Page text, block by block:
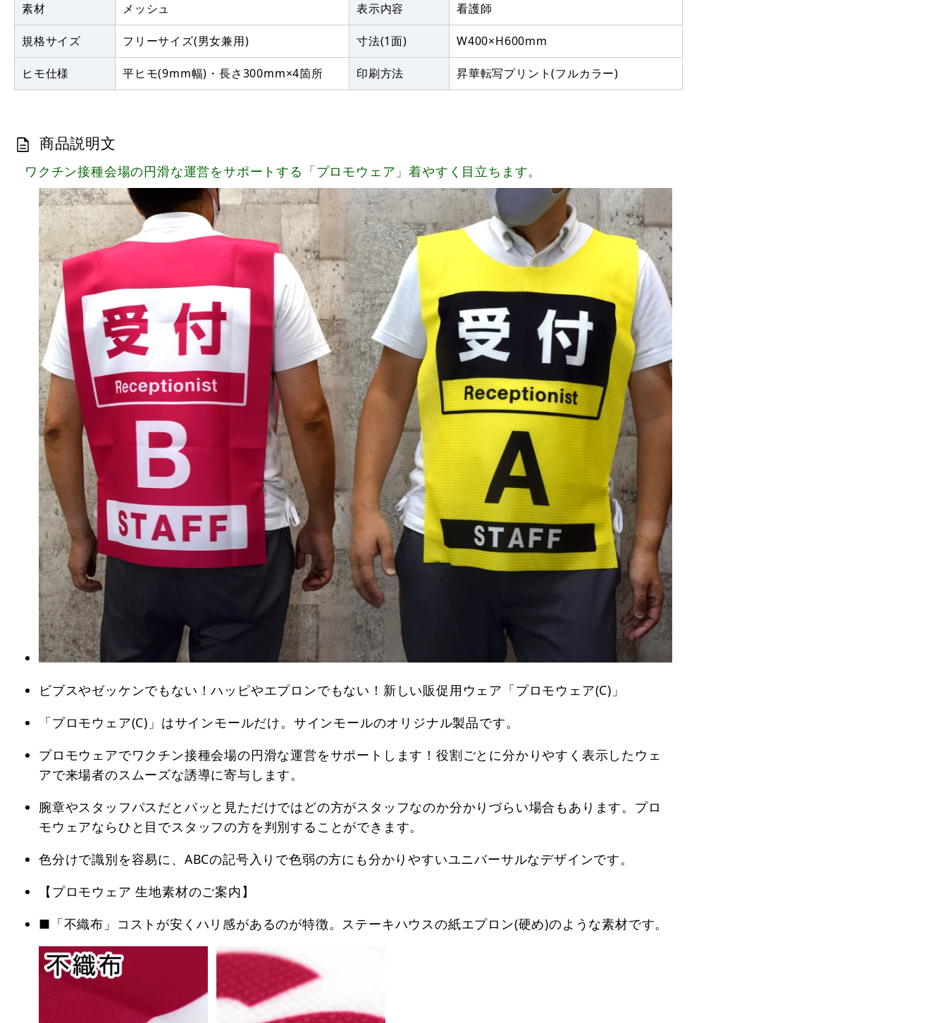
素材 メッシュ 表示内容 看護師
規格サイズ フリーサイズ(男女兼用) 寸法(1面) W400×H600mm
ヒモ仕様 平ヒモ(9mm幅)・長さ300mm×4箇所 印刷方法 昇華転写プリント(フルカラー)
商品説明文
ワクチン接種会場の円滑な運営をサポートする「プロモウェア」着やすく目立ちます。
ビブスやゼッケンでもない！ハッピやエプロンでもない！新しい販促用ウェア「プロモウェア(C)」
「プロモウェア(C)」はサインモールだけ。サインモールのオリジナル製品です。
プロモウェアでワクチン接種会場の円滑な運営をサポートします！役割ごとに分かりやすく表示したウェ
アで来場者のスムーズな誘導に寄与します。
腕章やスタッフパスだとパッと見ただけではどの方がスタッフなのか分かりづらい場合もあります。プロ
モウェアならひと目でスタッフの方を判別することができます。
色分けで識別を容易に、ABCの記号入りで色弱の方にも分かりやすいユニバーサルなデザインです。
【プロモウェア 生地素材のご案内】
■「不織布」コストが安くハリ感があるのが特徴。ステーキハウスの紙エプロン(硬め)のような素材です。